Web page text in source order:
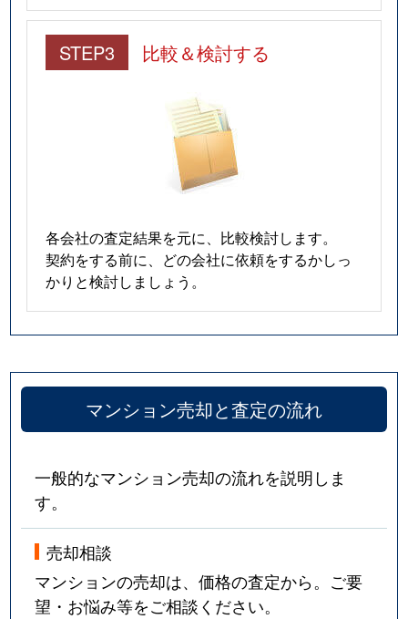
STEP3 比較＆検討する
各会社の査定結果を元に、比較検討します。
契約をする前に、どの会社に依頼をするかしっ
かりと検討しましょう。
マンション売却と査定の流れ
一般的なマンション売却の流れを説明しま
す。
売却相談
マンションの売却は、価格の査定から。ご要
望・お悩み等をご相談ください。